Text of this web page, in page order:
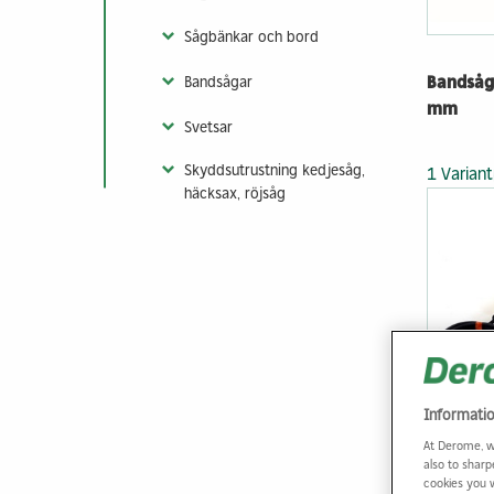
Sågbänkar och bord
Bandsågar
Svetsar
Skyddsutrustning kedjesåg,
häcksax, röjsåg
mm
1
At Derome,
also to
cookies you